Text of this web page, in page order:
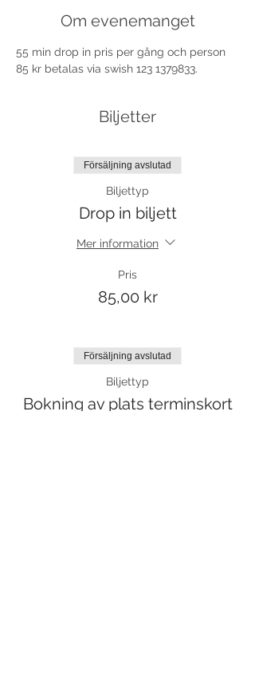
Om evenemanget
55 min drop in pris per gång och person
85 kr betalas via swish 123 1379833.
Biljetter
Försäljning avslutad
Biljettyp
Drop in biljett
Mer information
Pris
85,00 kr
Försäljning avslutad
Biljettyp
Bokning av plats terminskort